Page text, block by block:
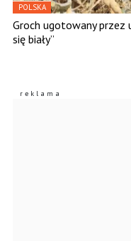
POLSKA
Groch ugotowany przez
się biały”